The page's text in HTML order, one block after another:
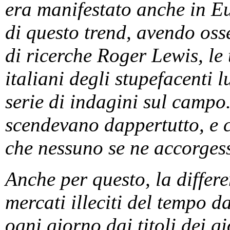
era manifestato anche in
di questo trend, avendo
di ricerche Roger Lewis,
italiani degli stupefacenti
serie di indagini sul
scendevano dappertutto,
che nessuno se ne
Anche per questo, la
mercati illeciti del tempo
ogni giorno dai titoli dei